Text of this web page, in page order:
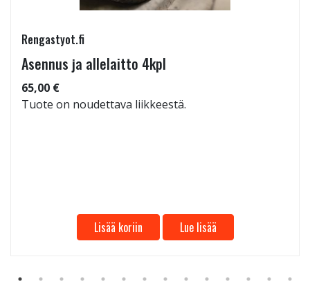
Rengastyot.fi
Asennus ja allelaitto 4kpl
65,00 €
Tuote on noudettava liikkeestä.
Lisää koriin Lue lisää